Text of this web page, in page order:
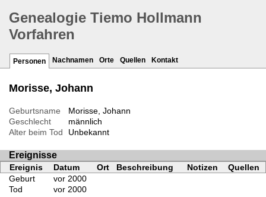
Genealogie Tiemo Hollmann
Vorfahren
Personen Nachnamen Orte Quellen Kontakt
Morisse, Johann
Geburtsname
Morisse, Johann
Geschlecht
männlich
Alter beim Tod
Unbekannt
Ereignisse
Ereignis Datum Ort Beschreibung Notizen
Quellen
Geburt
vor 2000
Tod
vor 2000